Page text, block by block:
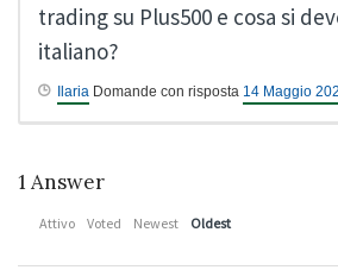
trading su Plus500 e cosa si
italiano?
Ilaria Domande con risposta 14 Maggio
1 Answer
Attivo Voted Newest Oldest